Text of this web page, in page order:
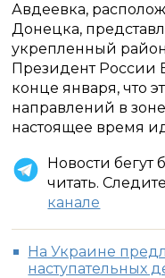
Авдеевка,
Донецка,
укрепленный
Президент России
конце января, что
направлений в
настоящее время
Новости бегут
читать.
канале
На Украине
наступательных